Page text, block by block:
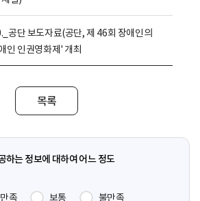
공단 보도자료(공단, 제 46회 장애인의
인 인권영화제' 개최
목록
하는 정보에 대하여 어느 정도
만족 보통 불만족